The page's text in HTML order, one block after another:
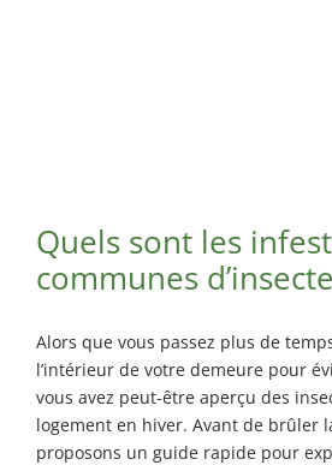
Trembles
Exterminateur
Extension
Exterminateur
Rosemont / La
Petite Patrie
Quels sont les
communes
Alors que vous passez plus de
l’intérieur de votre demeure pour
vous avez peut-être aperçu des
logement en hiver. Avant de brûler
proposons un guide rapide pour